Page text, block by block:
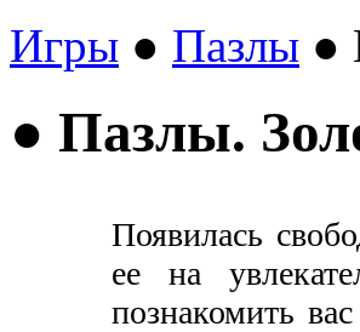
Игры ● Пазлы ●
● Пазлы.
Появилась
ее на
познакомить